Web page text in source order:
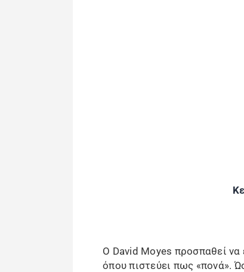
Ο David Moyes προσπαθεί να
όπου πιστεύει πως «πονά».